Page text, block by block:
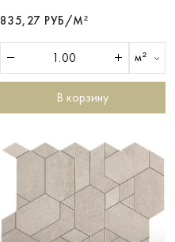
835,27 РУБ/М²
м²
В корзину